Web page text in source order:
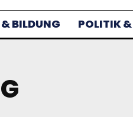
BILDUNG POLITIK